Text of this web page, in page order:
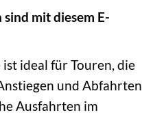
mit diesem E-
ideal für Touren, die
und Abfahrten
Ausfahrten im